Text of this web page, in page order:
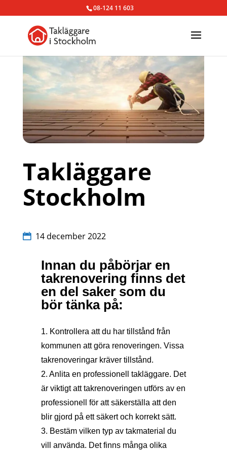
08-124 11 603
Takläggare
Stockholm
14 december 2022
Innan du påbörjar en
takrenovering finns det
en del saker som du
bör tänka på:
1. Kontrollera att du har tillstånd från
kommunen att göra renoveringen. Vissa
takrenoveringar kräver tillstånd.
2. Anlita en professionell takläggare. Det
är viktigt att takrenoveringen utförs av en
professionell för att säkerställa att den
blir gjord på ett säkert och korrekt sätt.
3. Bestäm vilken typ av takmaterial du
vill använda. Det finns många olika